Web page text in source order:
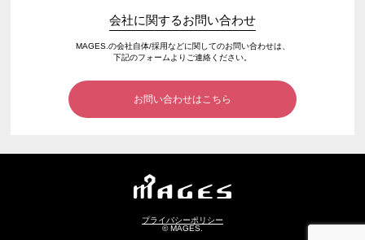
会社に関するお問い合わせ
MAGES.の会社自体/採用などに関してのお問い合わせは、
下記のフォームよりご連絡ください。
お問い合わせはこちら
プライバシーポリシー
© MAGES.